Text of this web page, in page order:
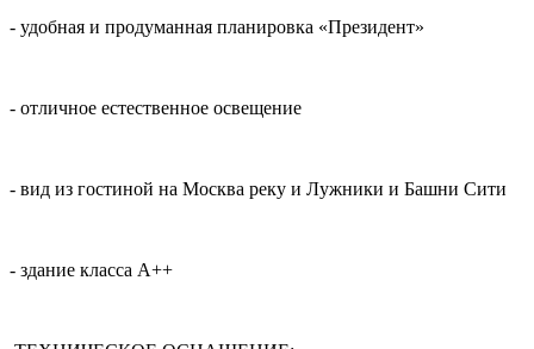
- удобная и продуманная планировка «Президент»
- отличное естественное освещение
- вид из гостиной на Москва реку и Лужники и Башни Сити
- здание класса А++